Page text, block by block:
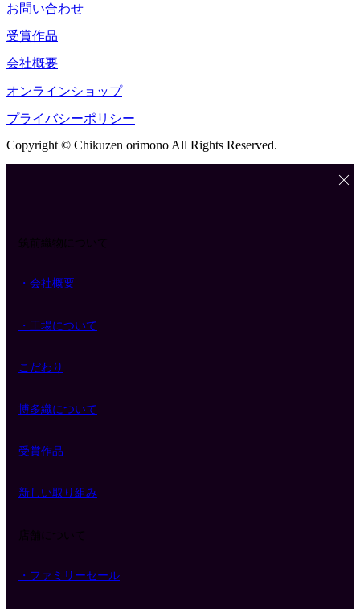
お問い合わせ
受賞作品
会社概要
オンラインショップ
プライバシーポリシー
Copyright © Chikuzen orimono All Rights Reserved.
筑前織物について
・会社概要
・工場について
こだわり
博多織について
受賞作品
新しい取り組み
店舗について
・ファミリーセール